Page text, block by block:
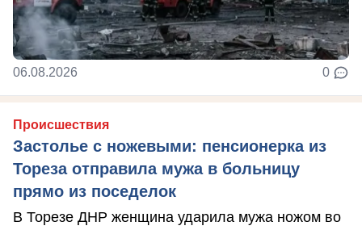
06.08.2026 0
Происшествия
Застолье с ножевыми: пенсионерка из
Тореза отправила мужа в больницу
прямо из поседелок
В Торезе ДНР женщина ударила мужа ножом во